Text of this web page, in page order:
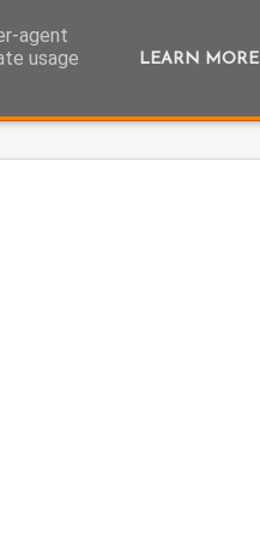
agent
usage
LEARN MORE